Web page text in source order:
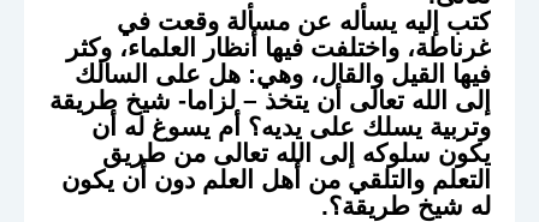
كتب إليه يسأله عن مسألة وقعت في
غرناطة، واختلفت فيها أنظار العلماء، وكثر
فيها القيل والقال، وهي: هل على السالك
إلى الله تعالى أن يتخذ – لزاما- شيخ طريقة
وتربية يسلك على يديه؟ أم يسوغ له أن
يكون سلوكه إلى الله تعالى من طريق
التعلم والتلقي من أهل العلم دون أن يكون
له شيخ طريقة؟.